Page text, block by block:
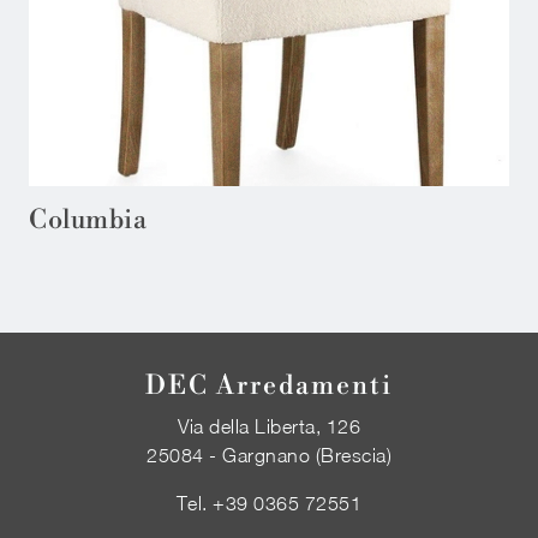
Columbia
DEC Arredamenti
Via della Liberta, 126
25084 - Gargnano (Brescia)
Tel.+39 0365 72551